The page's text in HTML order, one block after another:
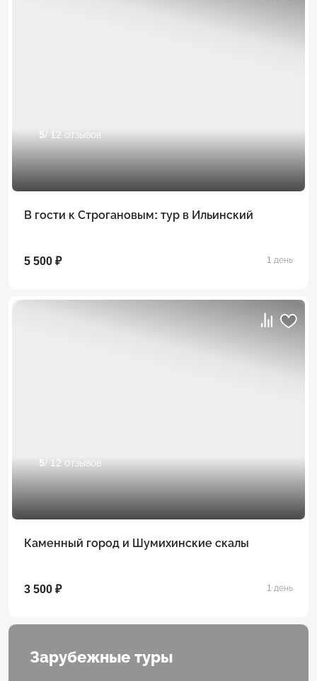
5/ 12 отзывов
В гости к Строгановым: тур в Ильинский
5 500 ₽ 1 день
5/ 12 отзывов
Каменный город и Шумихинские скалы
3 500 ₽ 1 день
Зарубежные туры